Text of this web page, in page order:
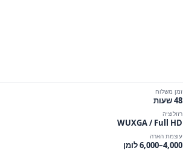
זמן משלוח
48 שעות
רזולוציה
WUXGA / Full HD
עוצמת הארה
4,000–6,000 לומן